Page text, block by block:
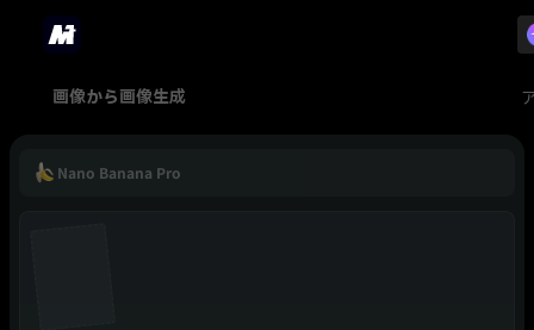
画像から画像生成
Nano Banana Pro